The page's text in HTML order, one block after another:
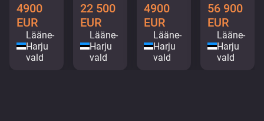
4900
EUR
Lääne-
Harju
vald
22 500
EUR
Lääne-
Harju
vald
4900
EUR
Lääne-
Harju
vald
56 900
EUR
Lääne-
Harju
vald